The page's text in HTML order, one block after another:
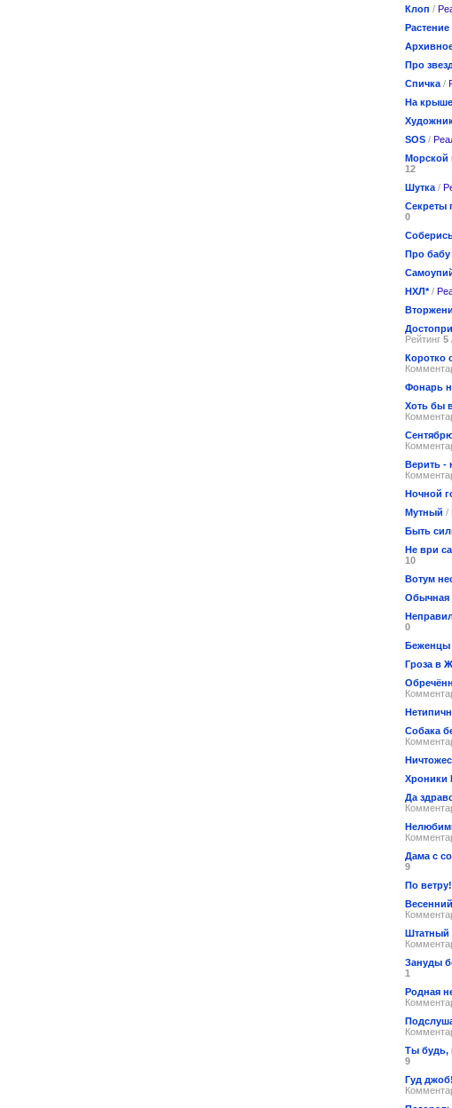
Клоп /
Растение
Про
Спичка /
На
SOS /
Морской
12
Шутка /
Секреты
0
Про бабу
НХЛ*/
Рейтинг 5
Коротко
Фонарь
Хоть бы
Верить -
Ночной
Мутный /
Быть
Не ври
10
Вотум
Обычная
0
Беженцы
Гроза в
Собака
Хроники
Да
Дама с
9
По ветру!
Штатный
Зануды
1
Родная
Ты будь,
9
Гуд